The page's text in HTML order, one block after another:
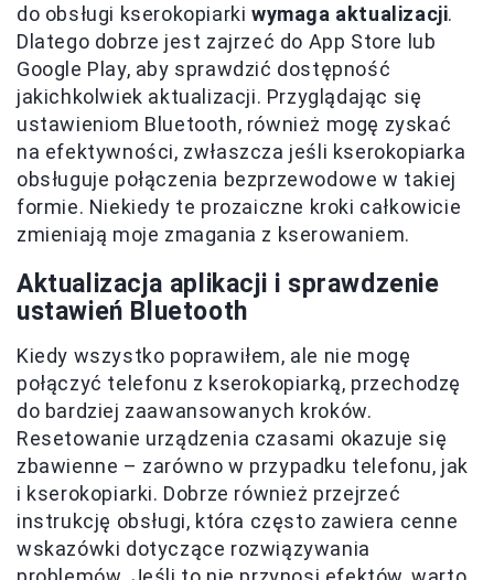
do obsługi kserokopiarkiwymaga aktualizacji.
Dlatego dobrze jest zajrzeć do App Store lub
Google Play, aby sprawdzić dostępność
jakichkolwiek aktualizacji. Przyglądając się
ustawieniom Bluetooth, również mogę zyskać
na efektywności, zwłaszcza jeśli kserokopiarka
obsługuje połączenia bezprzewodowe w takiej
formie. Niekiedy te prozaiczne kroki całkowicie
zmieniają moje zmagania z kserowaniem.
Aktualizacja aplikacji i sprawdzenie
ustawień Bluetooth
Kiedy wszystko poprawiłem, ale nie mogę
połączyć telefonu z kserokopiarką, przechodzę
do bardziej zaawansowanych kroków.
Resetowanie urządzenia czasami okazuje się
zbawienne – zarówno w przypadku telefonu, jak
i kserokopiarki. Dobrze również przejrzeć
instrukcję obsługi, która często zawiera cenne
wskazówki dotyczące rozwiązywania